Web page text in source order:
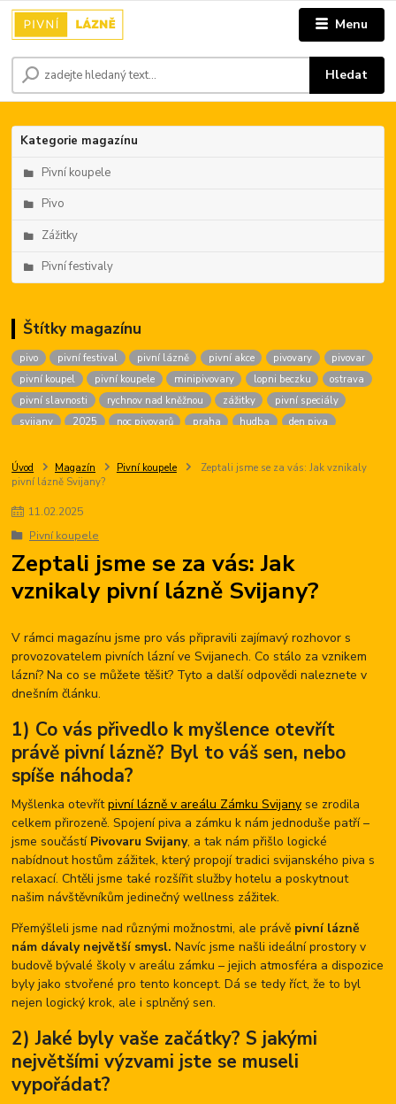
Menu
Hledat
Kategorie magazínu
Pivní koupele
Pivo
Zážitky
Pivní festivaly
Štítky magazínu
pivo pivní festival pivní lázně pivní akce pivovary
pivovar
pivní koupel
pivní koupele minipivovary lopni beczku
ostrava
pivní slavnosti
rychnov nad kněžnou zážitky
pivní speciály
svijany
2025 noc pivovarů praha hudba
den piva
malá morávka
brans pivní chlazení pivné kúpele
sandorf
žižkov
ninkasi
karlovy vary
Úvod Magazín Pivní koupele
Zeptali jsme se za vás: Jak vznikaly
pivní lázně Svijany?
11.02.2025
Pivní koupele
Zeptali jsme se za vás: Jak
vznikaly pivní lázně Svijany?
V rámci magazínu jsme pro vás připravili zajímavý rozhovor s
provozovatelem pivních lázní ve Svijanech. Co stálo za vznikem
lázní? Na co se můžete těšit? Tyto a další odpovědi naleznete v
dnešním článku.
1) Co vás přivedlo k myšlence otevřít
právě pivní lázně? Byl to váš sen, nebo
spíše náhoda?
Myšlenka otevřítpivní lázně v areálu Zámku Svijany se zrodila
celkem přirozeně. Spojení piva a zámku k nám jednoduše patří –
jsme součástí Pivovaru Svijany, a tak nám přišlo logické
nabídnout hostům zážitek, který propojí tradici svijanského piva s
relaxací. Chtěli jsme také rozšířit služby hotelu a poskytnout
našim návštěvníkům jedinečný wellness zážitek.
Přemýšleli jsme nad různými možnostmi, ale právě pivní lázně
nám dávaly největší smysl. Navíc jsme našli ideální prostory v
budově bývalé školy v areálu zámku – jejich atmosféra a dispozice
byly jako stvořené pro tento koncept. Dá se tedy říct, že to byl
nejen logický krok, ale i splněný sen.
2) Jaké byly vaše začátky? S jakými
největšími výzvami jste se museli
vypořádat?